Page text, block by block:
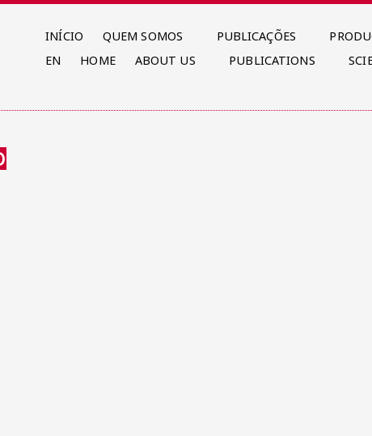
INÍCIO QUEM SOMOS PUBLICAÇÕES
EN
HOME ABOUT US PUBLICATIONS